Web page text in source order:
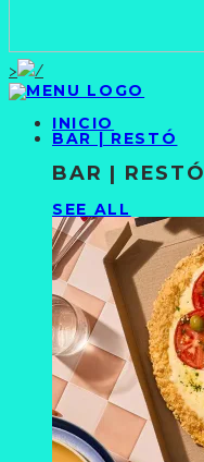
>
INICIO
BAR | RESTÓ
BAR | RESTÓ
SEE ALL